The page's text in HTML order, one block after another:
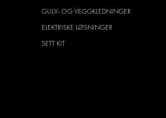
GULV- OG VEGGKLEDNINGER
ELEKTRISKE LØSNINGER
SETT KIT